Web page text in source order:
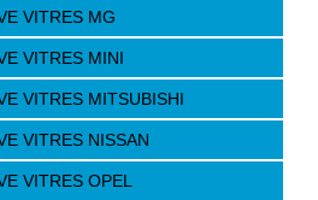
VITRES MG
VITRES MINI
VITRES MITSUBISHI
VITRES NISSAN
VITRES OPEL